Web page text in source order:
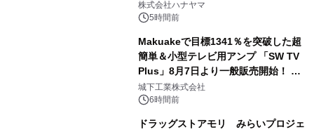
ギミックが融合した 大人の体験型パズ
ルが8月7日(金)12時より先行予約受付
株式会社ハナヤマ
5時間前
Makuakeで目標1341％を突破した超
簡単＆小型テレビ用アンプ 「SW TV
Plus」8月7日より一般販売開始！ ケ
ーブル1本つなぐだけ、テレビの音が
ぐっと豊かに
城下工業株式会社
6時間前
ドラッグストアモリ みらいプロジェ